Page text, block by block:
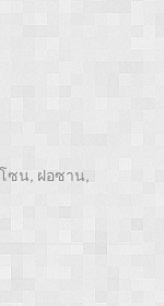
ซน, ฝอซาน,